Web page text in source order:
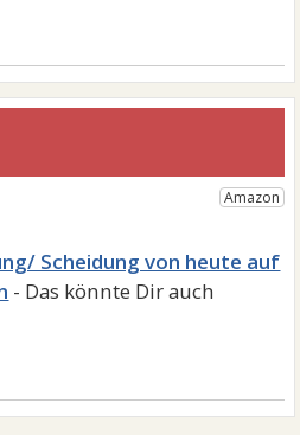
Scheidung von heute auf